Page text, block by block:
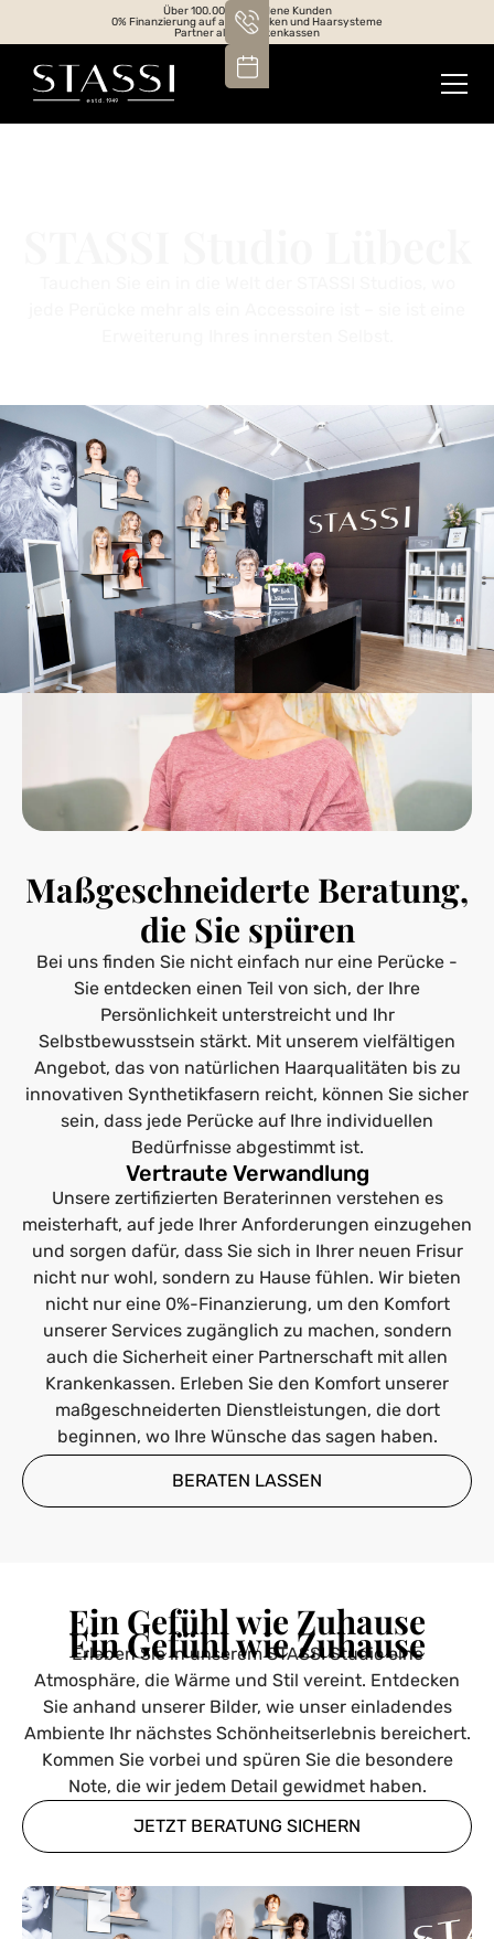
Über 100.000 zufriedene Kunden
0% Finanzierung auf alle Perücken und Haarsysteme
Partner aller Krankenkassen
Maßgeschneiderte Beratung,
die Sie spüren
Bei uns finden Sie nicht einfach nur eine Perücke -
Sie entdecken einen Teil von sich, der Ihre
Persönlichkeit unterstreicht und Ihr
Selbstbewusstsein stärkt. Mit unserem vielfältigen
Angebot, das von natürlichen Haarqualitäten bis zu
innovativen Synthetikfasern reicht, können Sie sicher
sein, dass jede Perücke auf Ihre individuellen
Bedürfnisse abgestimmt ist.
Vertraute Verwandlung
Unsere zertifizierten Beraterinnen verstehen es
meisterhaft, auf jede Ihrer Anforderungen einzugehen
und sorgen dafür, dass Sie sich in Ihrer neuen Frisur
nicht nur wohl, sondern zu Hause fühlen. Wir bieten
nicht nur eine 0%-Finanzierung, um den Komfort
unserer Services zugänglich zu machen, sondern
auch die Sicherheit einer Partnerschaft mit allen
Krankenkassen. Erleben Sie den Komfort unserer
maßgeschneiderten Dienstleistungen, die dort
beginnen, wo Ihre Wünsche das sagen haben.
BERATEN LASSEN
Ein Gefühl wie Zuhause
Ein Gefühl wie Zuhause
Erleben Sie in unserem STASSI Studio eine
Atmosphäre, die Wärme und Stil vereint. Entdecken
Sie anhand unserer Bilder, wie unser einladendes
Ambiente Ihr nächstes Schönheitserlebnis bereichert.
Kommen Sie vorbei und spüren Sie die besondere
Note, die wir jedem Detail gewidmet haben.
JETZT BERATUNG SICHERN